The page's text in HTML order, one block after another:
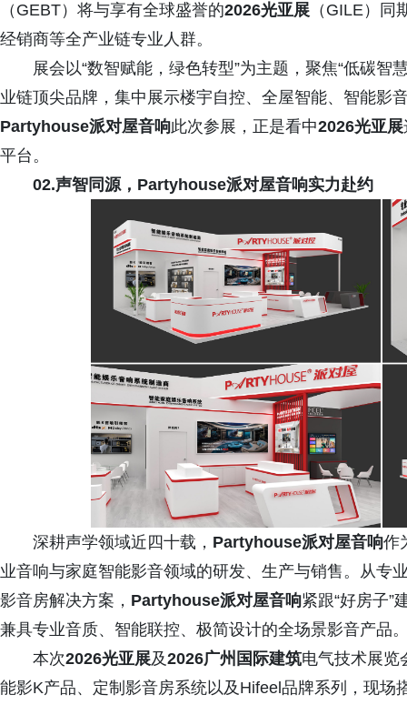
（GEBT）将与享有全球盛誉的2026光亚展 （GILE）
经销商等全产业链专业人群。
展会以“数智赋能，绿色转型”为主题，聚焦“低碳智
业链顶尖品牌，集中展示楼宇自控、全屋智能、智能影
Partyhouse派对屋音响此次参展，正是看中2026光亚展
平台。
02.声智同源，Partyhouse派对屋音响实力赴约
深耕声学领域近四十载， Partyhouse派对屋音响作
业音响与家庭智能影音领域的研发、生产与销售。从专
影音房解决方案， Partyhouse派对屋音响紧跟“好房子”
兼具专业音质、智能联控、极简设计的全场景影音产品
本次2026光亚展及2026广州国际建筑电气技术展览
能影K产品、定制影音房系统以及Hifeel品牌系列，现